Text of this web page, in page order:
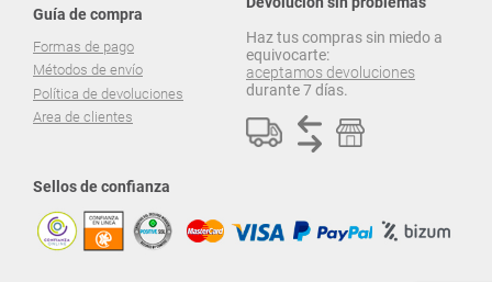
Guía de compra
Formas de pago
Métodos de envío
Política de devoluciones
Area de clientes
Haz tus compras sin miedo a
equivocarte:
aceptamos devoluciones
durante 7 días.
Sellos de confianza